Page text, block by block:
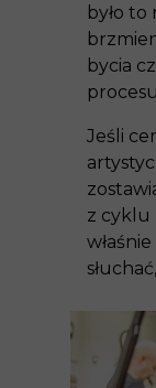
było
bycia
Jeśli
z cyklu